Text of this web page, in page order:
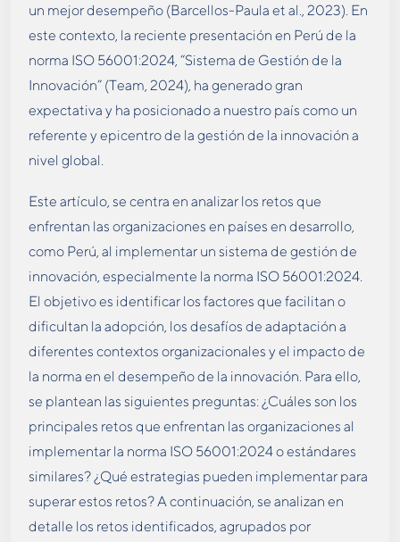
un mejor desempeño (Barcellos-Paula et al., 2023). En
este contexto, la reciente presentación en Perú de la
norma ISO 56001:2024, “Sistema de Gestión de la
Innovación” (Team, 2024), ha generado gran
expectativa y ha posicionado a nuestro país como un
referente y epicentro de la gestión de la innovación a
nivel global.
Este artículo, se centra en analizar los retos que
enfrentan las organizaciones en países en desarrollo,
como Perú, al implementar un sistema de gestión de
innovación, especialmente la norma ISO 56001:2024.
El objetivo es identificar los factores que facilitan o
dificultan la adopción, los desafíos de adaptación a
diferentes contextos organizacionales y el impacto de
la norma en el desempeño de la innovación. Para ello,
se plantean las siguientes preguntas: ¿Cuáles son los
principales retos que enfrentan las organizaciones al
implementar la norma ISO 56001:2024 o estándares
similares? ¿Qué estrategias pueden implementar para
superar estos retos? A continuación, se analizan en
detalle los retos identificados, agrupados por